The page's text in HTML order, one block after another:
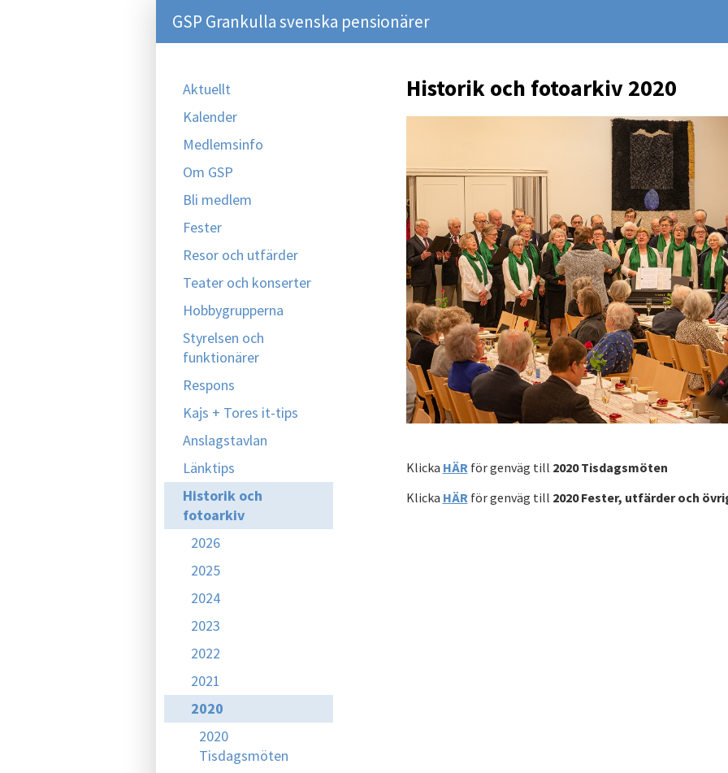
GSP Grankulla svenska pensionärer
Aktuellt
Kalender
Medlemsinfo
Om GSP
Bli medlem
Fester
Resor och utfärder
Teater och konserter
Hobbygrupperna
Styrelsen och
funktionärer
Respons
Kajs + Tores it-tips
Anslagstavlan
Länktips
Historik och
fotoarkiv
2026
2025
2024
2023
2022
2021
2020
2020
Tisdagsmöten
Historik och fotoarkiv 2020
Klicka HÄR för genväg till 2020 Tisdagsmöten
Klicka HÄR för genväg till 2020 Fester, utfärder och